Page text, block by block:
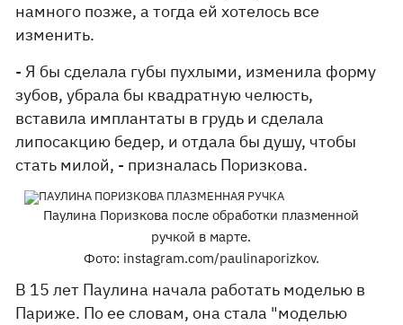
намного позже, а тогда ей хотелось все
изменить.
- Я бы сделала губы пухлыми, изменила форму
зубов, убрала бы квадратную челюсть,
вставила имплантаты в грудь и сделала
липосакцию бедер, и отдала бы душу, чтобы
стать милой, - призналась Поризкова.
Паулина Поризкова после обработки плазменной
ручкой в марте.
Фото: instagram.com/paulinaporizkov.
В 15 лет Паулина начала работать моделью в
Париже. По ее словам, она стала "моделью